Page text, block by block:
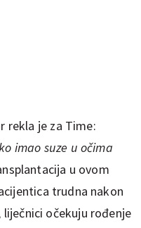
rekla je za Time:
imao suze u očima
u ovom
trudna nakon
liječnici očekuju rođenje